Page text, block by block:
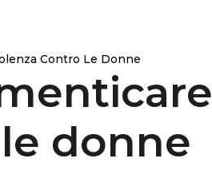
Contro Le Donne
donne